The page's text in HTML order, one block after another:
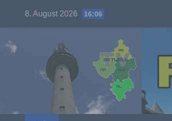
8. August 2026 16:06